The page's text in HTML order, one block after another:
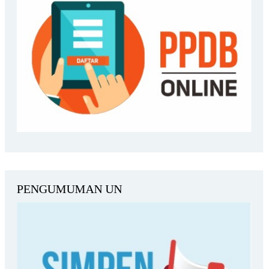
PENGUMUMAN UN